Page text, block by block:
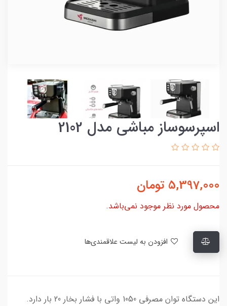
اسپرسوساز مباشی مدل 2102
5,397,000 تومان
محصول مورد نظر موجود نمی‌باشد.
این دستگاه توان مصرفی 1050 واتی با فشار بخار 20 بار دارد.